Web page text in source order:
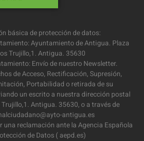
básica de protección de datos:
Ayuntamiento de Antigua. Plaza
Trujillo,1. Antigua. 35630
Envío de nuestro Newsletter.
de Acceso, Rectificación, Supresión,
Portabilidad o retirada de su
un escrito a nuestra dirección postal
Antigua. 35630, o a través de
antigua.es
una reclamación ante la Agencia Española
de Datos ( aepd.es)